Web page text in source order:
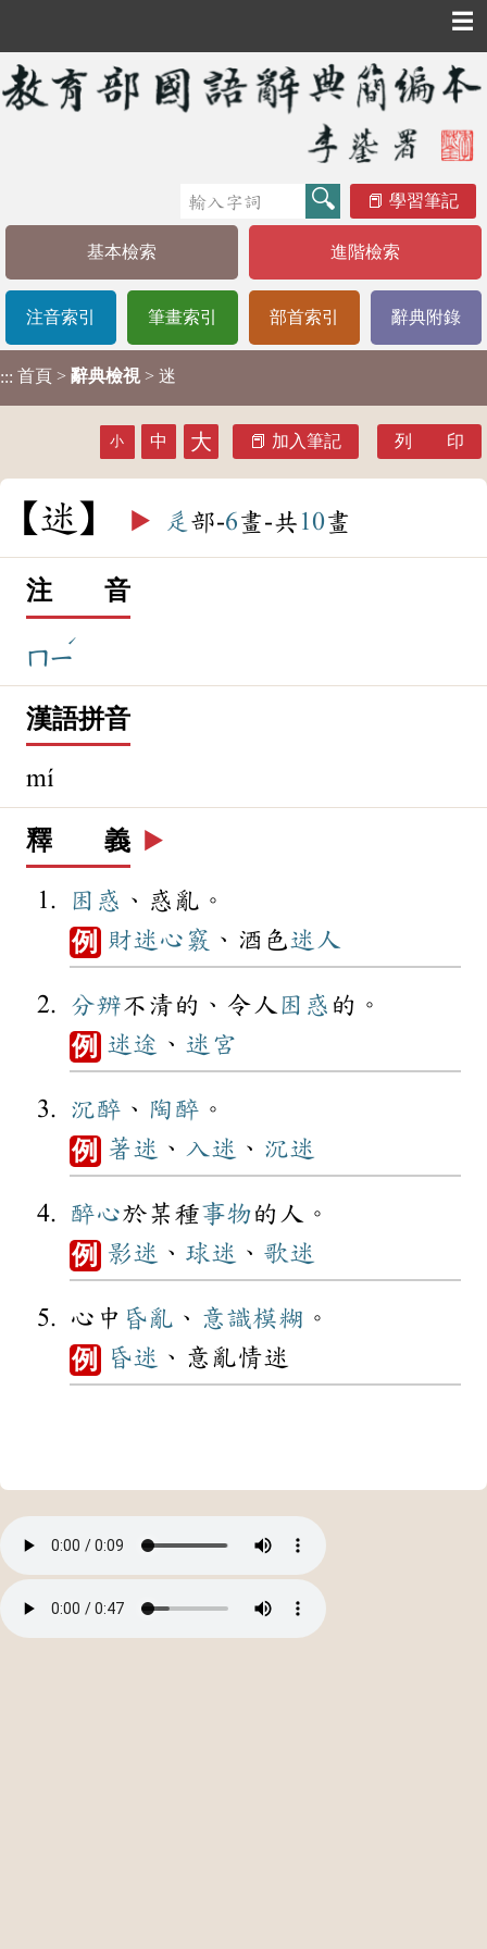
☰
學習筆記
基本檢索 進階檢索
注音索引 筆畫索引 部首索引 辭典附錄
::: 首頁 > 辭典檢視 > 迷
小 中 大 加入筆記 列 印
迷 ▶️ 辵 部-6畫-共 10畫
注 音
ㄇㄧ
ˊ
漢語拼音
mí
釋 義 ▶️
困惑 、惑亂。
例 財迷心竅 、酒色迷人
分辨不清的、令人困惑 的。
例 迷途 、 迷宮
沉醉 、 陶醉 。
例 著迷 、 入迷 、 沉迷
醉心於某種事物的人。
例 影迷 、 球迷 、 歌迷
心中 昏亂 、 意識模糊 。
例 昏迷 、意亂情迷